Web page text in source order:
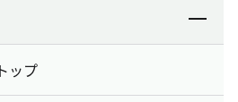
ップ